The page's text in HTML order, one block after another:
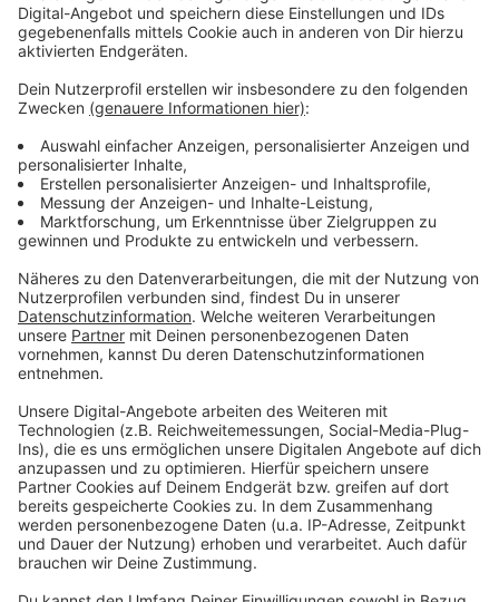
CDU-OB-Kandidat Stefan Hebbel lag mit 35,9 Prozent
vor Uwe Richrath von der SPD mit 30,7 Prozent.
Anzeige
Väterlicher Stolz
Anzeige
Paul Hebbel, Stefan Hebbels Vater und ehemaliger
Oberbürgermeister Leverkusens (1999 bis 2004) zeigt
sich im Interview stolz und lobt den Ehrgeiz seines
Sohnes:„Wenn er was erreichen wollte, hat er das
immer erreicht. Ich erinnere mich daran... Wir sind dann
samstags immer schwimmen gegangen, ich wollte
ihm das Schwimmen beibringen und irgendwann war
er dann soweit. Da sagt er morgens: 'Heute mach ich
mein Seepferdchen.' Das hat er auch gemacht."
Anzeige